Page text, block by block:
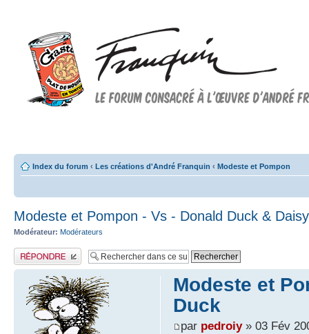
Index du forum ‹ Les créations d'André Franquin ‹ Modeste et Pompon
Modeste et Pompon - Vs - Donald Duck &
Modérateur: Modérateurs
Publier une réponse
Modeste et
Duck
par pedroiy» 03 Fév